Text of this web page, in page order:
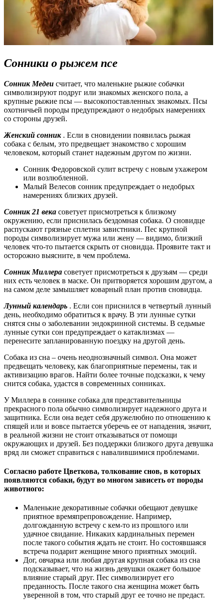
Сонники о рыжем псе
Сонник Медеи считает, что маленькие рыжие собачки
символизируют подруг или знакомых женского пола, а
крупные рыжие псы — высокопоставленных знакомых. Псы
охотничьей породы предупреждают о недобрых намерениях
со стороны друзей.
Женский сонник . Если в сновидении появилась рыжая
собака с белым, это предвещает знакомство с хорошим
человеком, который станет надежным другом по жизни.
Сонник Федоровской сулит встречу с новым ухажером
или возлюбленной.
Малый Велесов сонник предупреждает о недобрых
намерениях близких друзей.
Сонник 21 века советует присмотреться к близкому
окружению, если приснилась бездомная собака. О сновидце
распускают грязные сплетни завистники. Пес крупной
породы символизирует мужа или жену — видимо, близкий
человек что-то пытается скрыть от сновидца. Проявите такт и
осторожно выясните, в чем проблема.
Сонник Миллера советует присмотреться к друзьям — среди
них есть человек в маске. Он притворяется хорошим другом, а
на самом деле замышляет коварный план против сновидца.
Лунный календарь . Если сон приснился в четвертый лунный
день, необходимо обратиться к врачу. В эти лунные сутки
снятся сны о заболевании эндокринной системы. В седьмые
лунные сутки сон предупреждает о катаклизмах —
перенесите запланированную поездку на другой день.
Собака из сна – очень неоднозначный символ. Она может
предвещать человеку, как благоприятные перемены, так и
активизацию врагов. Найти более точные подсказки, к чему
снится собака, удастся в современных сонниках.
У Миллера в соннике собака для представительницы
прекрасного пола обычно символизирует надежного друга и
защитника. Если она ведет себя дружелюбно по отношению к
спящей или и вовсе пытается уберечь ее от нападения, значит,
в реальной жизни не стоит отказываться от помощи
окружающих и друзей. Без поддержки близкого друга девушка
вряд ли сможет справиться с навалившимися проблемами.
Согласно работе Цветкова, толкование снов, в которых
появляются собаки, будут во многом зависеть от породы
животного:
Маленькие декоративные собачки обещают девушке
приятное времяпрепровождение. Например,
долгожданную встречу с кем-то из прошлого или
удачное свидание. Никаких кардинальных перемен
после такого события ждать не стоит. Но состоявшаяся
встреча подарит женщине много приятных эмоций.
Дог, овчарка или любая другая крупная собака из сна
подсказывает, что на жизнь девушки окажет большое
влияние старый друг. Пес символизирует его
преданность. После такого сна женщина может быть
уверенной в том, что старый друг ее точно не предаст.